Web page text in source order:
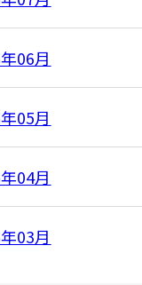
06月
05月
04月
03月